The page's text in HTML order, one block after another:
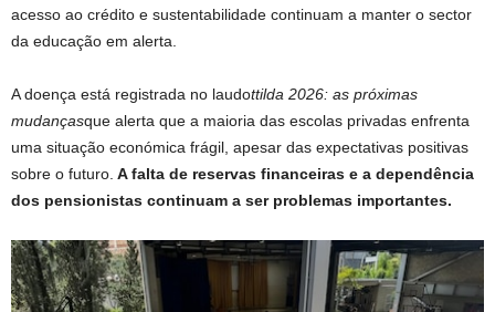
acesso ao crédito e sustentabilidade continuam a manter o sector
da educação em alerta.
A doença está registrada no laudottilda 2026: as próximas
mudançasque alerta que a maioria das escolas privadas enfrenta
uma situação económica frágil, apesar das expectativas positivas
sobre o futuro. A falta de reservas financeiras e a dependência
dos pensionistas continuam a ser problemas importantes.